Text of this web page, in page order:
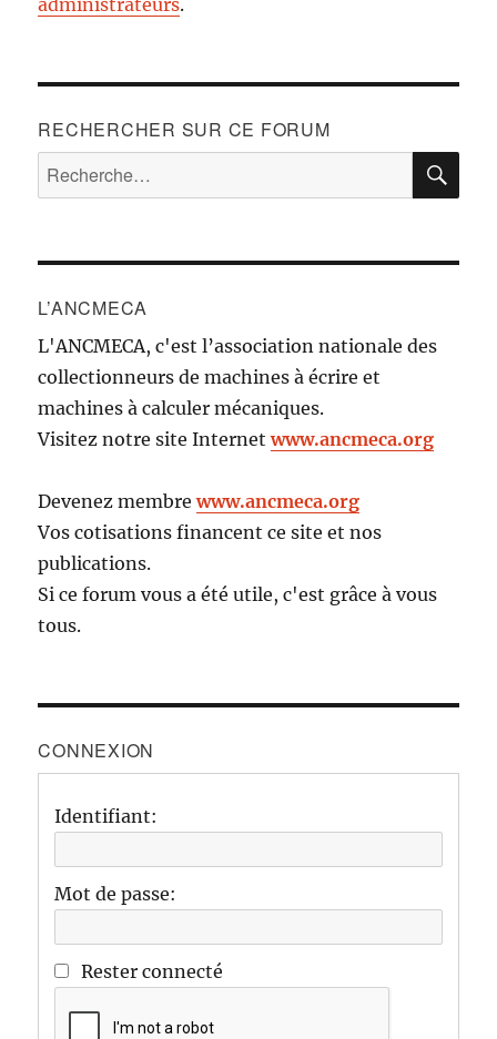
administrateurs.
RECHERCHER SUR CE FORUM
Recherche
pour :
L’ANCMECA
L'ANCMECA, c'est l’association nationale des
collectionneurs de machines à écrire et
machines à calculer mécaniques.
Visitez notre site Internetwww.ancmeca.org
Devenez membrewww.ancmeca.org
Vos cotisations financent ce site et nos
publications.
Si ce forum vous a été utile, c'est grâce à vous
tous.
CONNEXION
Identifiant:
Mot de passe:
Rester connecté